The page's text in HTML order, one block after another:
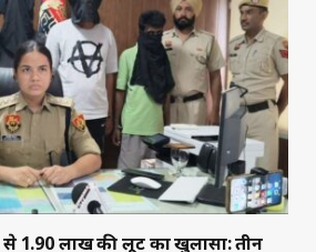
1.90 लाख की लूट का खुलासा: तीन